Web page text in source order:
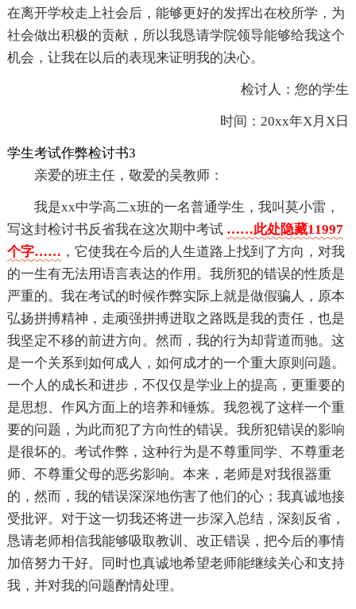
在离开学校走上社会后，能够更好的发挥出在校所学，为
社会做出积极的贡献，所以我恳请学院领导能够给我这个
机会，让我在以后的表现来证明我的决心。
检讨人：您的学生
时间：20xx年X月X日
学生考试作弊检讨书3
亲爱的班主任，敬爱的吴教师：
我是xx中学高二x班的一名普通学生，我叫莫小雷，
写这封检讨书反省我在这次期中考试 ……此处隐藏11997
个字…… ，它使我在今后的人生道路上找到了方向，对我
的一生有无法用语言表达的作用。我所犯的错误的性质是
严重的。我在考试的时候作弊实际上就是做假骗人，原本
弘扬拼搏精神，走顽强拼搏进取之路既是我的责任，也是
我坚定不移的前进方向。然而，我的行为却背道而驰。这
是一个关系到如何成人，如何成才的一个重大原则问题。
一个人的成长和进步，不仅仅是学业上的提高，更重要的
是思想、作风方面上的培养和锤炼。我忽视了这样一个重
要的问题，为此而犯了方向性的错误。我所犯错误的影响
是很坏的。考试作弊，这种行为是不尊重同学、不尊重老
师、不尊重父母的恶劣影响。本来，老师是对我很器重
的，然而，我的错误深深地伤害了他们的心；我真诚地接
受批评。对于这一切我还将进一步深入总结，深刻反省，
恳请老师相信我能够吸取教训、改正错误，把今后的事情
加倍努力干好。同时也真诚地希望老师能继续关心和支持
我，并对我的问题酌情处理。